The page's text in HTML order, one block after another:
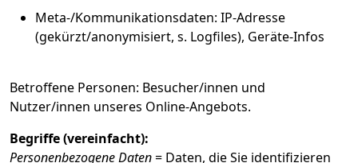
Meta-/Kommunikationsdaten: IP-Adresse
(gekürzt/anonymisiert, s. Logfiles), Geräte-Infos
Betroffene Personen: Besucher/innen und
Nutzer/innen unseres Online-Angebots.
Begriffe (vereinfacht):
Personenbezogene Daten= Daten, die Sie identifizieren